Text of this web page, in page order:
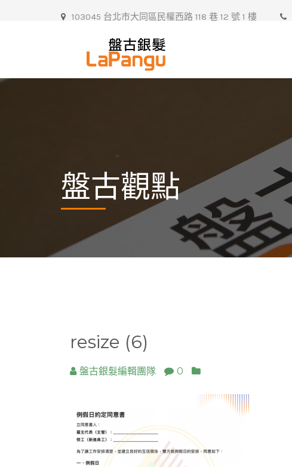
103045 台北市大同區民權西路 118 巷 12 號 1 樓
盤古觀點
resize (6)
盤古銀髮編輯團隊 0